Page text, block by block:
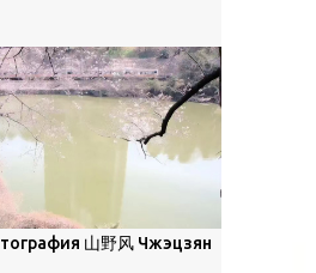
изморози. В данном
зеркальное
приводит к
зависящей от
и высоты
свойства наиболее
солнечного света 15°
высокой солнечной
музеи и галереи, он
и вдохновлен
живописи великих
Брайан
картины
что "Такаюки
в себе классическую
山野风 Чжэцзян